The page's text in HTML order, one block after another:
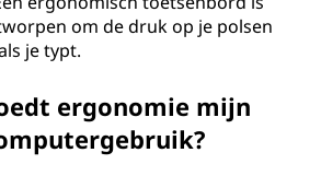
om de druk op je polsen
je typt.
ergonomie mijn